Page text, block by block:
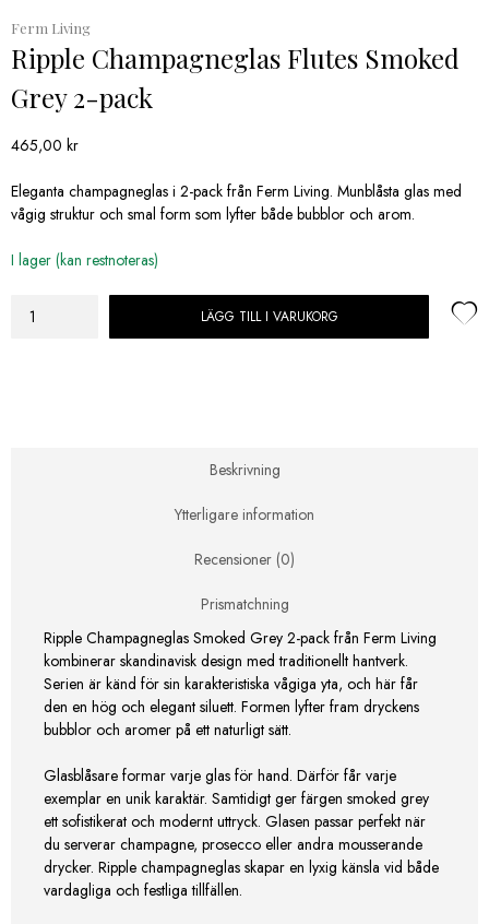
Ferm Living
Ripple Champagneglas Flutes Smoked
Grey 2-pack
465,00 kr
Eleganta champagneglas i 2-pack från Ferm Living. Munblåsta glas med
vågig struktur och smal form som lyfter både bubblor och arom.
I lager (kan restnoteras)
Ripple
LÄGG TILL I VARUKORG
Beskrivning
Ytterligare information
Recensioner (0)
Prismatchning
Ripple Champagneglas Smoked Grey 2-pack från Ferm Living
kombinerar skandinavisk design med traditionellt hantverk.
Serien är känd för sin karakteristiska vågiga yta, och här får
den en hög och elegant siluett. Formen lyfter fram dryckens
bubblor och aromer på ett naturligt sätt.
Glasblåsare formar varje glas för hand. Därför får varje
exemplar en unik karaktär. Samtidigt ger färgen smoked grey
ett sofistikerat och modernt uttryck. Glasen passar perfekt när
du serverar champagne, prosecco eller andra mousserande
drycker. Ripple champagneglas skapar en lyxig känsla vid både
vardagliga och festliga tillfällen.